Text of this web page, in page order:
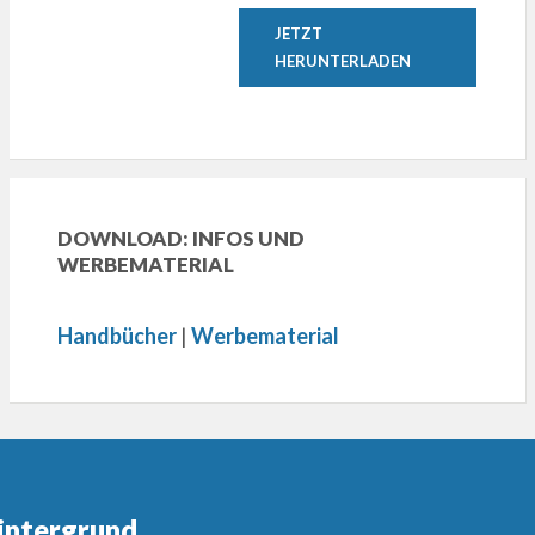
JETZT
HERUNTERLADEN
DOWNLOAD: INFOS UND
WERBEMATERIAL
Handbücher| Werbematerial